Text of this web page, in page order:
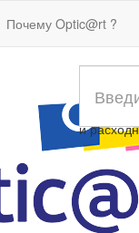
Почему Optic@rt ?
и